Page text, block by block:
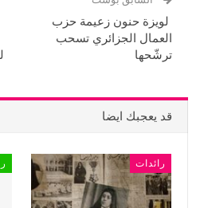
لويزة حنون زعيمة حزب
العمال الجزائري تسحب
ترشّحها
قد يعجبك ايضا
رائدات